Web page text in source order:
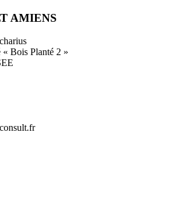
AMIENS
Bois Planté 2 »